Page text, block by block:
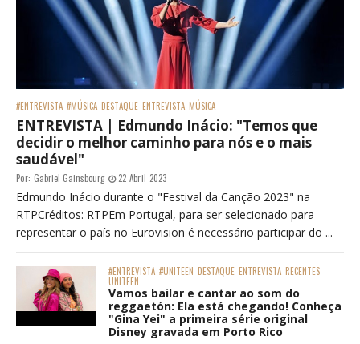
#ENTREVISTA #MÚSICA DESTAQUE ENTREVISTA MÚSICA
ENTREVISTA | Edmundo Inácio: "Temos que
decidir o melhor caminho para nós e o mais
saudável"
Por: Gabriel Gainsbourg 22 Abril 2023
Edmundo Inácio durante o "Festival da Canção 2023" na
RTPCréditos: RTPEm Portugal, para ser selecionado para
representar o país no Eurovision é necessário participar do ...
#ENTREVISTA #UNITEEN DESTAQUE ENTREVISTA RECENTES
UNITEEN
Vamos bailar e cantar ao som do
reggaetón: Ela está chegando! Conheça
"Gina Yei" a primeira série original
Disney gravada em Porto Rico